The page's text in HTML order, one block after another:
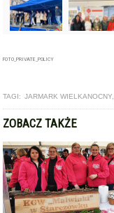
FOTO_PRIVATE_POLICY
TAGI: JARMARK WIELKANOCNY,
ZOBACZ TAKŻE